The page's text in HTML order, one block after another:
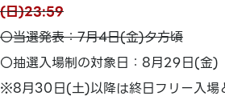
(日)23:59
〇当選発表：7月4日(金)夕方頃
〇抽選入場制の対象日：8月29日(金)
※8月30日(土)以降は終日フリー入場